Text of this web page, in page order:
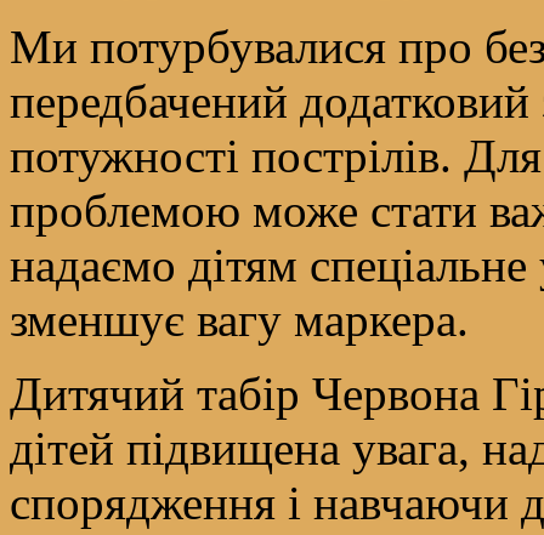
Ми потурбувалися про
передбачений додатковий
потужності пострілів.
проблемою може стати
надаємо дітям
зменшує вагу маркера.
Дитячий табір Червона
дітей підвищена увага,
спорядження і навчаючи